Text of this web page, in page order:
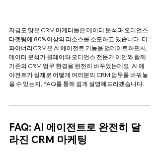
지금도 많은 CRM 마케터들은 데이터 분석과 오디언스
타겟팅에 80% 이상의 리소스를 소모하고 있습니다. 디
파이너리CRM은 AI 에이전트 기능을 업데이트하면서,
데이터 분석가 클레어와 오디언스 전문가 이안와 함께
기존의 CRM 업무 환경을 완전히 바꾸었는데요. AI 에
이전트가 실제로 어떻게 여러분의 CRM 업무를 바꿔놓
을 수 있는지, FAQ를 통해 쉽게 설명해드리겠습니다.
FAQ: AI 에이전트로 완전히 달
라진 CRM 마케팅